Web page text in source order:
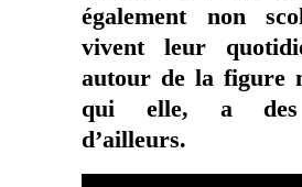
également non
vivent leur
autour de la figure
qui elle, a des
d’ailleurs.